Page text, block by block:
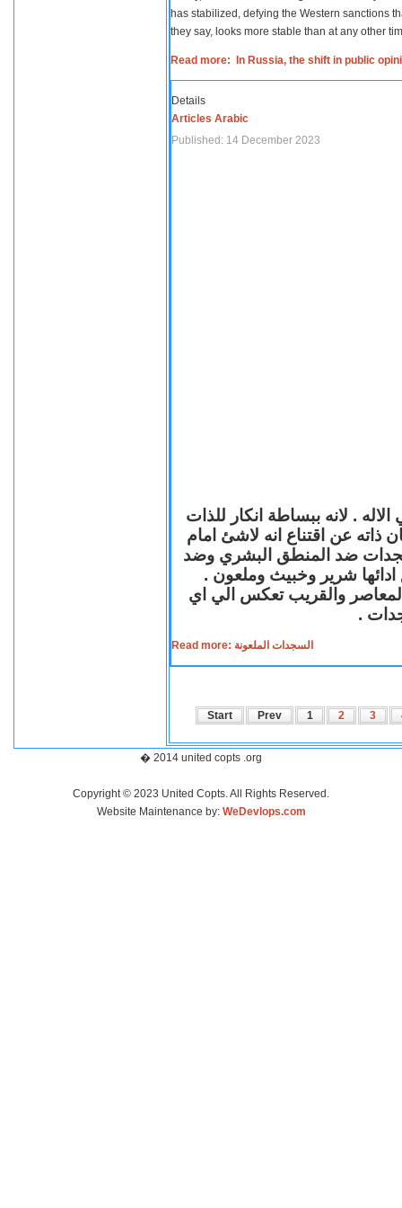
has stabilized, defying the Western sanctions
they say, looks more stable than at any other
Read more: In Russia, the shift in public
Details
Articles Arabic
Published: 14 December 2023
. لانه ببساطة انكار للذات
ذاته عن اقتناع انه لاشئ امام
ضد المنطق البشري وضد
ادائها شرير وخبيث وملعون .
المعاصر والقريب تعكس الي اي
.
Read more: السجدات الملعونة
Start Prev 1 2 3
� 2014 united copts .org
Copyright © 2023 United Copts. All Rights Reserved.
Website Maintenance by: WeDevlops.com